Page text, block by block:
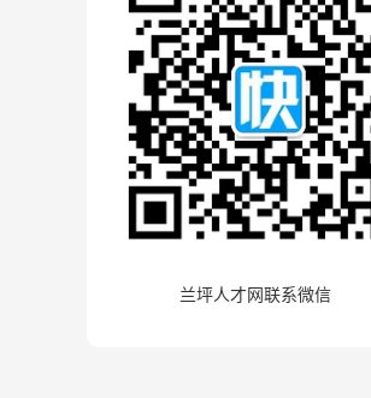
兰坪人才网联系微信